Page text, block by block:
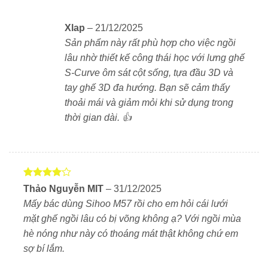
Hỗ trợ cột sống toàn diện với thiết kế
lưng cong chữ S
Curve:
Tựa lưng điều chỉnh cao – thấp, sâu – nông giúp
ôm sát cột sống, giảm thiểu áp lực vùng thắt lưng.
Giúp duy trì tư thế ngồi chuẩn, phòng ngừa đau
Xlap – 21/12/2025
Sản phẩm này rất phù hợp cho việc ngồi
lâu nhờ thiết kế công thái học với lưng ghế
S-Curve ôm sát cột sống, tựa đầu 3D và
tay ghế 3D đa hướng. Bạn sẽ cảm thấy
thoải mái và giảm mỏi khi sử dụng trong
thời gian dài. 👍
Được
xếp hạng
45 sao
Thảo Nguyễn MIT – 31/12/2025
Mấy bác dùng Sihoo M57 rồi cho em hỏi cái lưới
mặt ghế ngồi lâu có bị võng không ạ? Với ngồi mùa
hè nóng như này có thoáng mát thật không chứ em
sợ bí lắm.